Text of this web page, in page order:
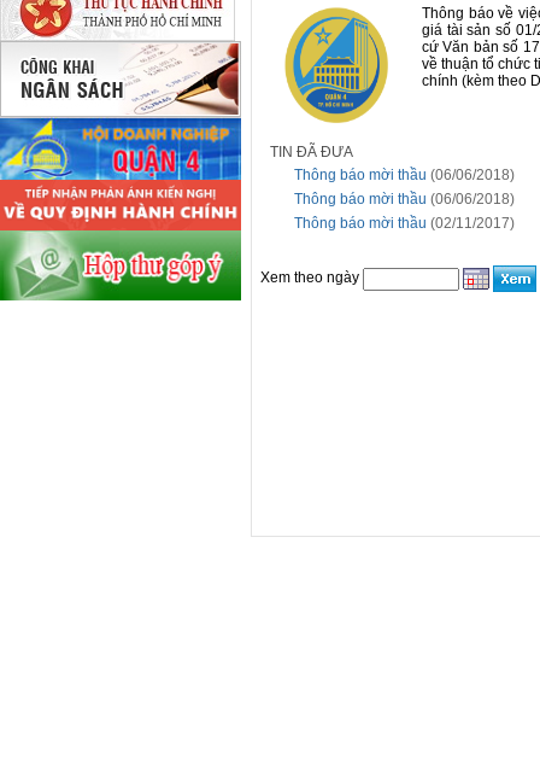
Thông báo về
giá tài sản số
cứ Văn bản số
về thuận tổ chức
chính (kèm theo
TIN ĐÃ ĐƯA
Thông báo mời thầu (06/06/2018)
Thông báo mời thầu (06/06/2018)
Thông báo mời thầu (02/11/2017)
Xem theo ngày